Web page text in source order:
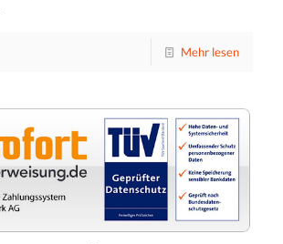
Mehr lesen